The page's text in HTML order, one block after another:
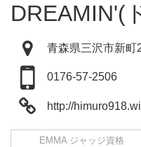
DREAMIN'(
青森県三沢市新町
0176-57-2506
http://
EMMA ジャッジ資格